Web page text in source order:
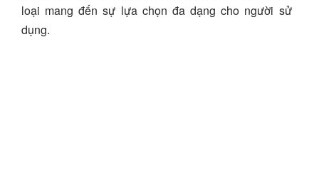
loại mang đến sự lựa chọn đa dạng cho người sử
dụng.